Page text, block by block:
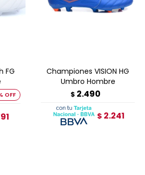
FG
Championes VISION HG
Umbro Hombre
$ 2.490
$ 2.241